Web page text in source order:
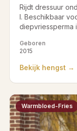
Rijdt dressuur
I. Beschikbaar
diepvriessperma
Geboren
2015
Bekijk hengst →
Warmbloed-Fries